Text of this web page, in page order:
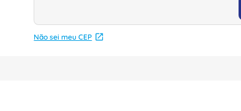
Não sei meu CEP